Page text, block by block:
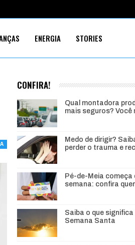
ENERGIA STORIES
CONFIRA!
Qual montadora
mais seguros?
Medo de dirigir?
perder o trauma e
Pé-de-Meia começa
semana: confira
Saiba o que
Semana Santa